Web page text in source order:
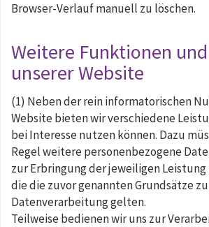
Browser-Verlauf manuell zu löschen.
Weitere Funktionen
unserer Website
(1) Neben der rein informatorischen
Website bieten wir verschiedene
bei Interesse nutzen können. Dazu
Regel weitere personenbezogene
zur Erbringung der jeweiligen
die die zuvor genannten Grundsätze
Datenverarbeitung gelten.
Teilweise bedienen wir uns zur